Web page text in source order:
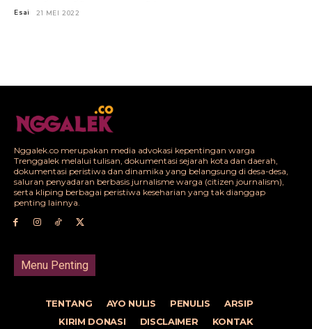
Esai 21 MEI 2022
Nggalek.co merupakan media advokasi kepentingan warga
Trenggalek melalui tulisan, dokumentasi sejarah kota dan daerah,
dokumentasi peristiwa dan dinamika yang belangsung di desa-desa,
saluran penyadaran berbasis jurnalisme warga (citizen journalism),
serta kliping berbagai peristiwa keseharian yang tak dianggap
penting lainnya.
Menu Penting
TENTANG AYO NULIS PENULIS
ARSIP
KIRIM DONASI
DISCLAIMER KONTAK